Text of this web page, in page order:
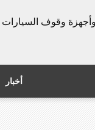
أخبار